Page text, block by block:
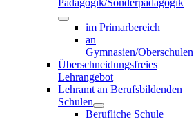
im Primarbereich
an
Gymnasien/Oberschulen
Überschneidungsfreies
Lehrangebot
Lehramt an Berufsbildenden
Schulen
Berufliche Schule